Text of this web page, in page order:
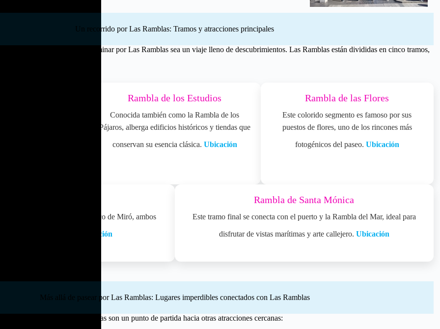
Un recorrido por Las Ramblas: Tramos y atracciones principales
única, haciendo que caminar por Las Ramblas sea un viaje lleno de descubrimientos. Las Ramblas están divididas en cinco tramos,
Rambla de los Estudios
Conocida también como la Rambla de los
Pájaros, alberga edificios históricos y tiendas que
conservan su esencia clásica. Ubicación
Rambla de las Flores
Este colorido segmento es famoso por sus
puestos de flores, uno de los rincones más
fotogénicos del paseo. Ubicación
Teatro del Liceu y el mosaico de Miró, ambos
Ubicación
Rambla de Santa Mónica
Este tramo final se conecta con el puerto y la Rambla del Mar, ideal para
disfrutar de vistas marítimas y arte callejero. Ubicación
Más allá de pasear por Las Ramblas: Lugares imperdibles conectados con Las Ramblas
Las Ramblas son un punto de partida hacia otras atracciones cercanas: